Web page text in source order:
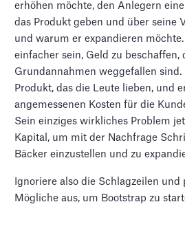
erhöhen möchte, den Anlegern
das Produkt geben und über seine
und warum er expandieren
einfacher sein, Geld zu beschaffen,
Grundannahmen weggefallen
Produkt, das die Leute lieben, und
angemessenen Kosten für die
Sein einziges wirkliches Problem
Kapital, um mit der Nachfrage
Bäcker einzustellen und zu
Ignoriere also die Schlagzeilen und
Mögliche aus, um Bootstrap zu